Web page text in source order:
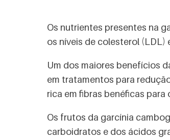
Os nutrientes presentes na
os níveis de colesterol (LDL)
Um dos maiores benefícios
em tratamentos para
rica em fibras benéficas para
Os frutos da garcínia
carboidratos e dos ácidos